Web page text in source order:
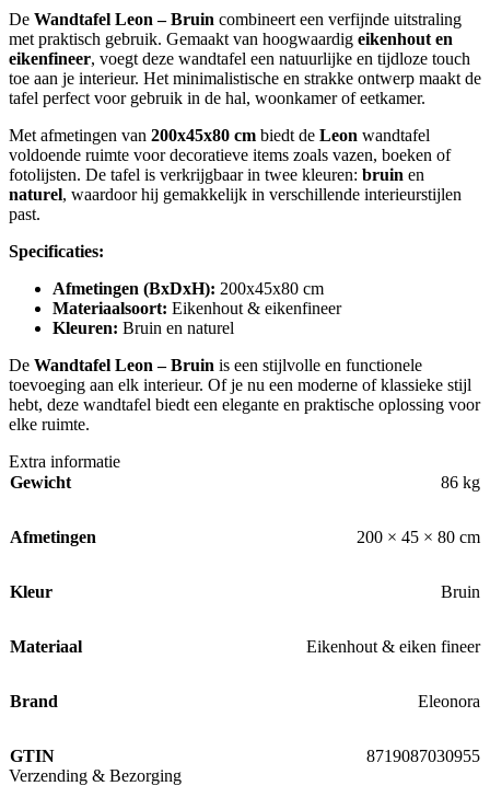
De Wandtafel Leon – Bruin combineert een verfijnde uitstraling
met praktisch gebruik. Gemaakt van hoogwaardig eikenhout en
eikenfineer, voegt deze wandtafel een natuurlijke en tijdloze touch
toe aan je interieur. Het minimalistische en strakke ontwerp maakt de
tafel perfect voor gebruik in de hal, woonkamer of eetkamer.
Met afmetingen van 200x45x80 cm biedt de Leon wandtafel
voldoende ruimte voor decoratieve items zoals vazen, boeken of
fotolijsten. De tafel is verkrijgbaar in twee kleuren: bruin en
naturel, waardoor hij gemakkelijk in verschillende interieurstijlen
past.
Specificaties:
Afmetingen (BxDxH): 200x45x80 cm
Materiaalsoort: Eikenhout & eikenfineer
Kleuren: Bruin en naturel
De Wandtafel Leon – Bruin is een stijlvolle en functionele
toevoeging aan elk interieur. Of je nu een moderne of klassieke stijl
hebt, deze wandtafel biedt een elegante en praktische oplossing voor
elke ruimte.
Extra informatie
Gewicht
86 kg
Afmetingen 200 × 45 × 80 cm
Kleur Bruin
Materiaal Eikenhout & eiken fineer
Brand Eleonora
GTIN
8719087030955
Verzending & Bezorging